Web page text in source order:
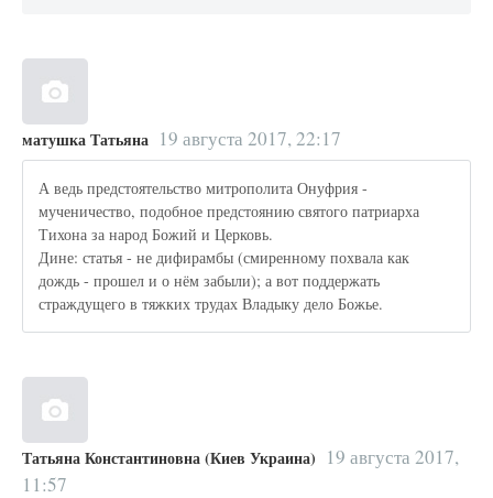
матушка Татьяна 19 августа 2017, 22:17
А ведь предстоятельство митрополита Онуфрия -
мученичество, подобное предстоянию святого патриарха
Тихона за народ Божий и Церковь.
Дине: статья - не дифирамбы (смиренному похвала как
дождь - прошел и о нём забыли); а вот поддержать
страждущего в тяжких трудах Владыку дело Божье.
Татьяна Константиновна (Киев Украина) 19 августа 2017,
11:57